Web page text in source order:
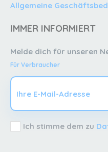
Allgemeine
IMMER INFORMIERT
Melde dich für unseren
Für Verbraucher
Ich stimme dem zu